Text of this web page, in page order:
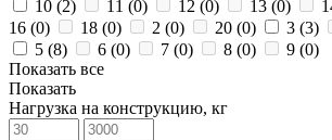
10 (2) 11 (0) 12 (0) 13 (0)
16 (0) 18 (0) 2 (0) 20 (0) 3 (3)
5 (8) 6 (0) 7 (0) 8 (0) 9 (0)
Показать все
Показать
Нагрузка на конструкцию, кг